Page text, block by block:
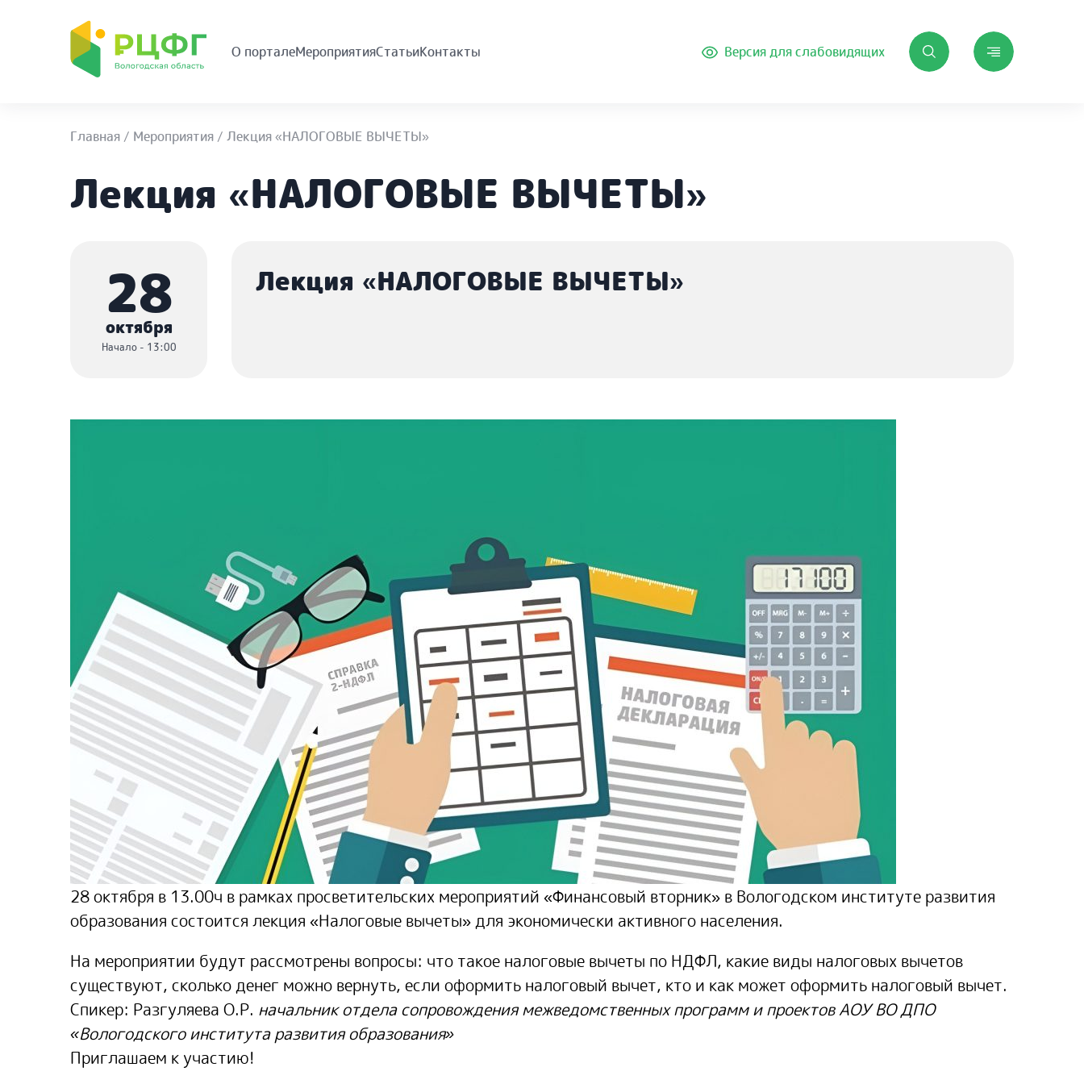
О порталеМероприятияСтатьиКонтакты Версия для слабовидящих
Главная / Мероприятия / Лекция «НАЛОГОВЫЕ ВЫЧЕТЫ»
Лекция «НАЛОГОВЫЕ ВЫЧЕТЫ»
28
октября
Начало - 13:00
Лекция «НАЛОГОВЫЕ ВЫЧЕТЫ»
28 октября в 13.00ч в рамках просветительских мероприятий «Финансовый вторник» в Вологодском институте развития
образования состоится лекция «Налоговые вычеты» для экономически активного населения.
На мероприятии будут рассмотрены вопросы: что такое налоговые вычеты по НДФЛ, какие виды налоговых вычетов
существуют, сколько денег можно вернуть, если оформить налоговый вычет, кто и как может оформить налоговый вычет.
Спикер: Разгуляева О.Р. начальник отдела сопровождения межведомственных программ и проектов АОУ ВО ДПО
«Вологодского института развития образования»
Приглашаем к участию!